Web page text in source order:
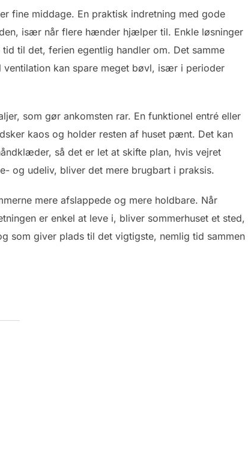
fine middage. En praktisk indretning med gode
især når flere hænder hjælper til. Enkle løsninger
til det, ferien egentlig handler om. Det samme
kan spare meget bøvl, især i perioder
som gør ankomsten rar. En funktionel entré eller
kaos og holder resten af huset pænt. Det kan
så det er let at skifte plan, hvis vejret
og udeliv, bliver det mere brugbart i praksis.
mere afslappede og mere holdbare. Når
er enkel at leve i, bliver sommerhuset et sted,
som giver plads til det vigtigste, nemlig tid sammen